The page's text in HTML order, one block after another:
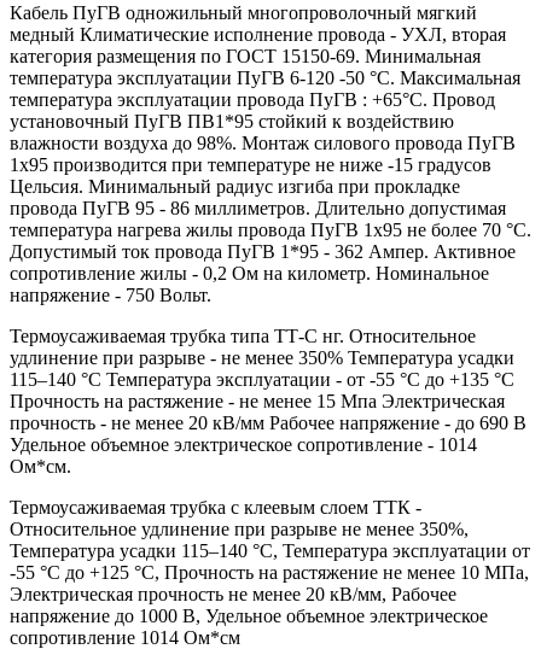
Кабель ПуГВ одножильный многопроволочный мягкий
медный Климатические исполнение провода - УХЛ, вторая
категория размещения по ГОСТ 15150-69. Минимальная
температура эксплуатации ПуГВ 6-120 -50 °С. Максимальная
температура эксплуатации провода ПуГВ : +65°С. Провод
установочный ПуГВ ПВ1*95 стойкий к воздействию
влажности воздуха до 98%. Монтаж силового провода ПуГВ
1х95 производится при температуре не ниже -15 градусов
Цельсия. Минимальный радиус изгиба при прокладке
провода ПуГВ 95 - 86 миллиметров. Длительно допустимая
температура нагрева жилы провода ПуГВ 1х95 не более 70 °С.
Допустимый ток провода ПуГВ 1*95 - 362 Ампер. Активное
сопротивление жилы - 0,2 Ом на километр. Номинальное
напряжение - 750 Вольт.
Термоусаживаемая трубка типа ТТ-С нг. Относительное
удлинение при разрыве - не менее 350% Температура усадки
115–140 °C Температура эксплуатации - от -55 °C до +135 °C
Прочность на растяжение - не менее 15 Мпа Электрическая
прочность - не менее 20 кВ/мм Рабочее напряжение - до 690 В
Удельное объемное электрическое сопротивление - 1014
Ом*см.
Термоусаживаемая трубка с клеевым слоем ТТК -
Относительное удлинение при разрыве не менее 350%,
Температура усадки 115–140 °C, Температура эксплуатации от
-55 °C до +125 °C, Прочность на растяжение не менее 10 МПа,
Электрическая прочность не менее 20 кВ/мм, Рабочее
напряжение до 1000 В, Удельное объемное электрическое
сопротивление 1014 Ом*см